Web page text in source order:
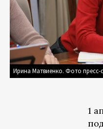
Ирина Матвиенко. Фото пресс-
1